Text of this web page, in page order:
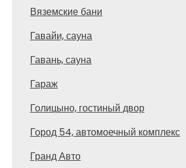
Вяземские бани
Гавайи, сауна
Гавань, сауна
Гараж
Голицыно, гостиный двор
Город 54, автомоечный комплекс
Гранд Авто